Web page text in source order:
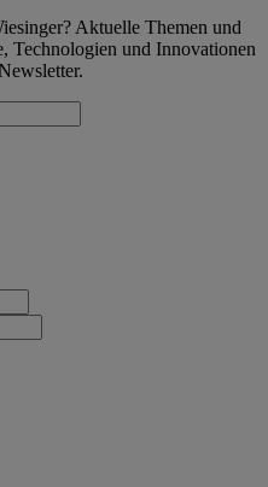
Aktuelle Themen und
Technologien und Innovationen